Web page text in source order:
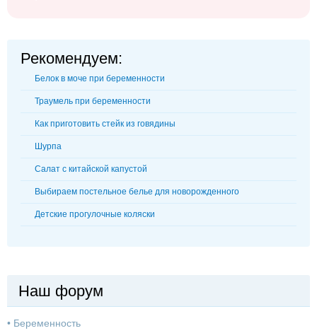
Рекомендуем:
Белок в моче при беременности
Траумель при беременности
Как приготовить стейк из говядины
Шурпа
Салат с китайской капустой
Выбираем постельное белье для новорожденного
Детские прогулочные коляски
Наш форум
• Беременность